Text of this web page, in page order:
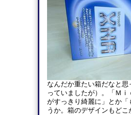
なんだか重たい箱だなと
っていましたが）。「Ｍ
がすっきり綺麗に」とか
うか。箱のデザインもどこ